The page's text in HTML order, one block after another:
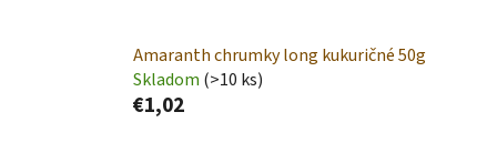
Amaranth chrumky long kukuričné 50g
Skladom (>10 ks)
€1,02